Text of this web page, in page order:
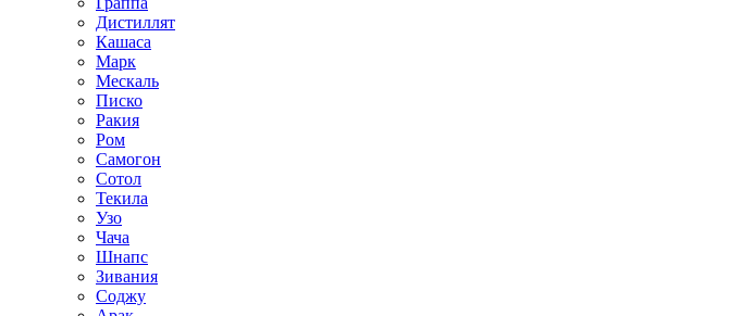
Дистиллят
Кашаса
Марк
Мескаль
Писко
Ракия
Ром
Самогон
Сотол
Текила
Узо
Чача
Шнапс
Зивания
Соджу